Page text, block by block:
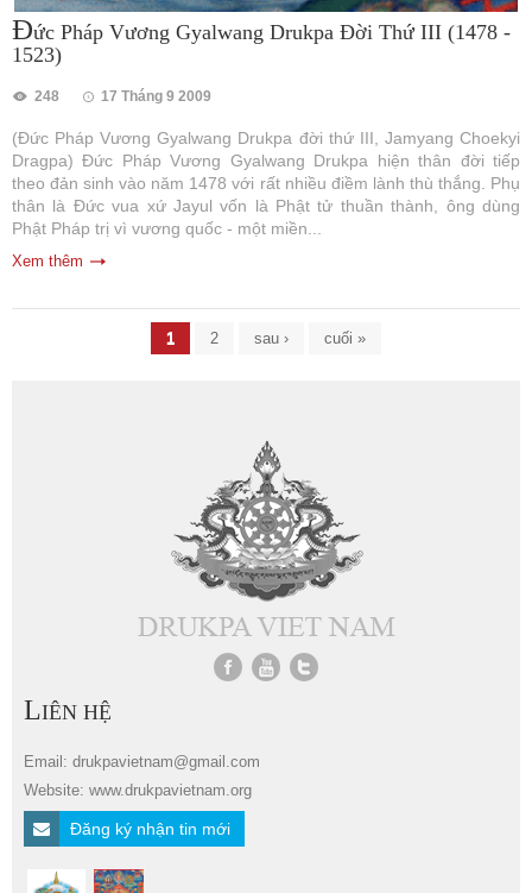
Đức Pháp Vương Gyalwang Drukpa Đời Thứ III (1478 -
1523)
248 17 Tháng 9 2009
(Đức Pháp Vương Gyalwang Drukpa đời thứ III, Jamyang Choekyi
Dragpa) Đức Pháp Vương Gyalwang Drukpa hiện thân đời tiếp
theo đản sinh vào năm 1478 với rất nhiều điềm lành thù thắng. Phụ
thân là Đức vua xứ Jayul vốn là Phật tử thuần thành, ông dùng
Phật Pháp trị vì vương quốc - một miền...
Xem thêm
1 2 sau › cuối »
LIÊN HỆ
Email: drukpavietnam@gmail.com
Website: www.drukpavietnam.org
Đăng ký nhận tin mới